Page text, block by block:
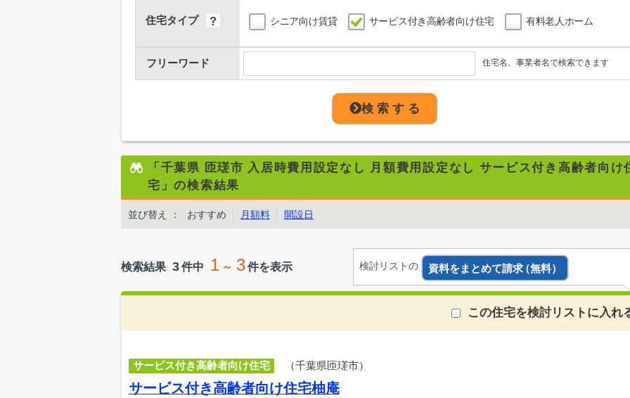
住宅タイプ シニア向け賃貸 サービス付き高齢者向け住宅 有料老人ホーム
フリーワード 住宅名、事業者名で検索できます
検 索 す る
「千葉県 匝瑳市 入居時費用設定なし 月額費用設定なし サービス付き高齢者向け
宅」の検索結果
並び替え ： おすすめ 月額料 開設日
検索結果 3件中 1 ～ 3件を表示 検討リストの 資料をまとめて請求（無料）
この住宅を検討リストに入れ
サービス付き高齢者向け住宅 （千葉県匝瑳市）
サービス付き高齢者向け住宅柚庵